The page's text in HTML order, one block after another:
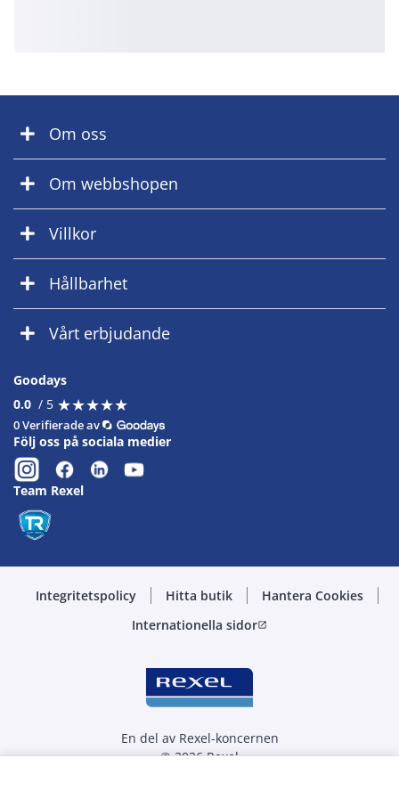
Om oss
Om webbshopen
Villkor
Hållbarhet
Vårt erbjudande
Goodays
0.0 / 5 ★★★★★
★★★★★
0 Verifierade av
Följ oss på sociala medier
Team Rexel
Integritetspolicy Hitta butik
Hantera Cookies
Internationella sidoropen_in_new
En del av Rexel-koncernen
© 2026 Rexel